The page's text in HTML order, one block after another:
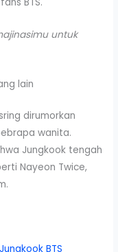
untuk
lain
dirumorkan
wanita.
Jungkook tengah
Nayeon Twice,
BTS